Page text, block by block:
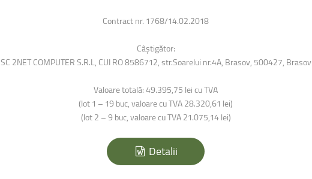
Contract nr. 1768/14.02.2018
Câștigător:
SC 2NET COMPUTER S.R.L, CUI RO 8586712, str.Soarelui nr.4A, Brasov, 500427, Brasov
Valoare totală: 49.395,75 lei cu TVA
(lot 1 – 19 buc, valoare cu TVA 28.320,61 lei)
(lot 2 – 9 buc, valoare cu TVA 21.075,14 lei)
Detalii